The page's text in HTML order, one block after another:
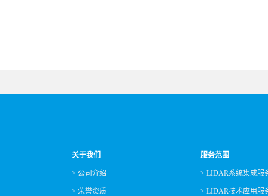
关于我们
> 公司介绍
> 荣誉资质
服务范围
> LIDAR系统集成服
> LIDAR技术应用服